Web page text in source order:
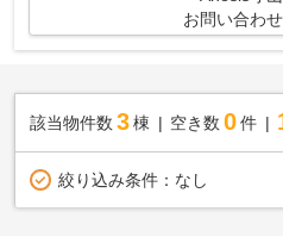
お問い合わ
該当物件数 3棟 空き数 0 件
絞り込み条件： なし